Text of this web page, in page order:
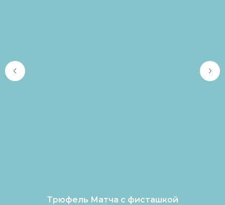
Трюфель Матча с фисташкой